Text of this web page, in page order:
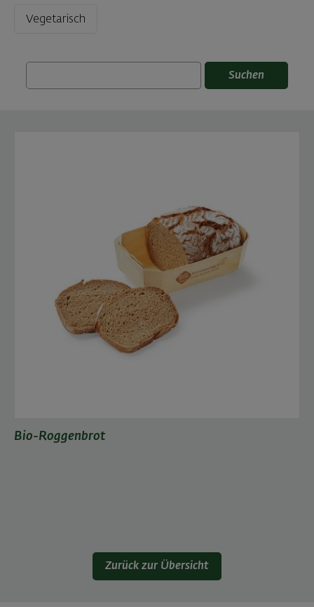
Vegetarisch
Suchen
Bio-Roggenbrot
Zurück zur Übersicht